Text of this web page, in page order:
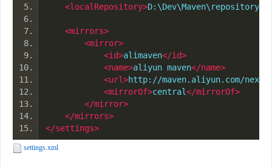
<localRepository>D:\Dev\Maven\repository
<mirrors>
<mirror>
<id>alimaven</id>
<name>aliyun maven</name>
<url>http://maven.aliyun.com/
<mirrorOf>central</mirrorOf>
</mirror>
</mirrors>
</settings>
settings.xml